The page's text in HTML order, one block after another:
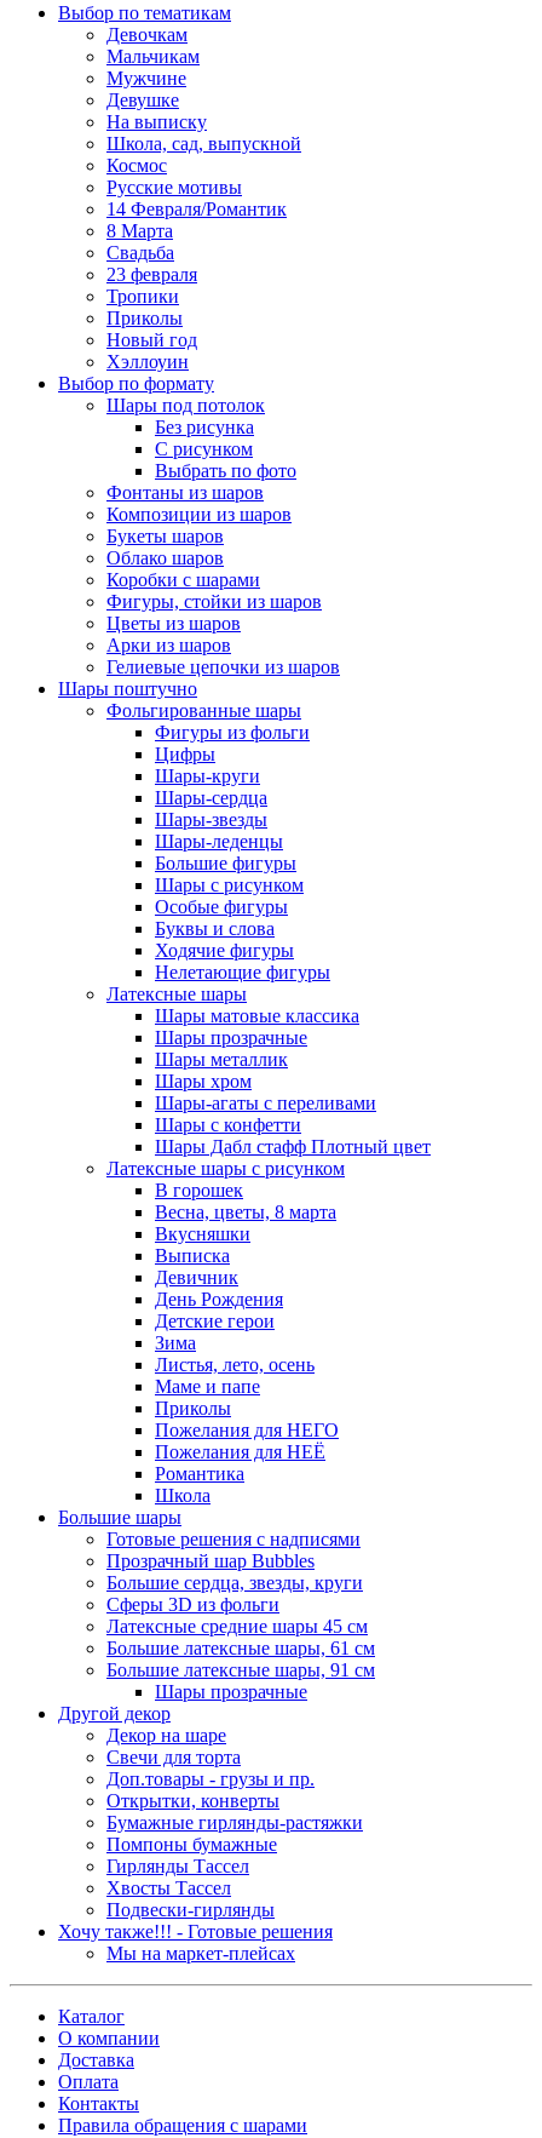
Выбор по тематикам
Девочкам
Мальчикам
Мужчине
Девушке
На выписку
Школа, сад, выпускной
Космос
Русские мотивы
14 Февраля/Романтик
8 Марта
Свадьба
23 февраля
Тропики
Приколы
Новый год
Хэллоуин
Выбор по формату
Шары под потолок
Без рисунка
С рисунком
Выбрать по фото
Фонтаны из шаров
Композиции из шаров
Букеты шаров
Облако шаров
Коробки с шарами
Фигуры, стойки из шаров
Цветы из шаров
Арки из шаров
Гелиевые цепочки из шаров
Шары поштучно
Фольгированные шары
Фигуры из фольги
Цифры
Шары-круги
Шары-сердца
Шары-звезды
Шары-леденцы
Большие фигуры
Шары с рисунком
Особые фигуры
Буквы и слова
Ходячие фигуры
Нелетающие фигуры
Латексные шары
Шары матовые классика
Шары прозрачные
Шары металлик
Шары хром
Шары-агаты с переливами
Шары с конфетти
Шары Дабл стафф Плотный цвет
Латексные шары с рисунком
В горошек
Весна, цветы, 8 марта
Вкусняшки
Выписка
Девичник
День Рождения
Детские герои
Зима
Листья, лето, осень
Маме и папе
Приколы
Пожелания для НЕГО
Пожелания для НЕЁ
Романтика
Школа
Большие шары
Готовые решения с надписями
Прозрачный шар Bubbles
Большие сердца, звезды, круги
Сферы 3D из фольги
Латексные средние шары 45 см
Большие латексные шары, 61 см
Большие латексные шары, 91 см
Шары прозрачные
Другой декор
Декор на шаре
Свечи для торта
Доп.товары - грузы и пр.
Открытки, конверты
Бумажные гирлянды-растяжки
Помпоны бумажные
Гирлянды Тассел
Хвосты Тассел
Подвески-гирлянды
Хочу также!!! - Готовые решения
Мы на маркет-плейсах
Каталог
О компании
Доставка
Оплата
Контакты
Правила обращения с шарами